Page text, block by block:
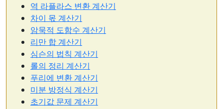
역 라플라스 변환 계산기
차이 몫 계산기
암묵적 도함수 계산기
리만 합 계산기
심슨의 법칙 계산기
롤의 정리 계산기
푸리에 변환 계산기
미분 방정식 계산기
초기값 문제 계산기